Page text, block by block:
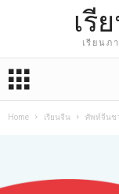
เรี
เรียนภ
Home เรียนจีน ศัพท์จีนช